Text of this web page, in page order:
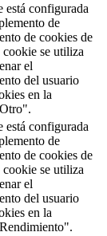
está configurada
de
de cookies de
se utiliza
el
del usuario
en la
está configurada
de
de cookies de
se utiliza
el
del usuario
en la